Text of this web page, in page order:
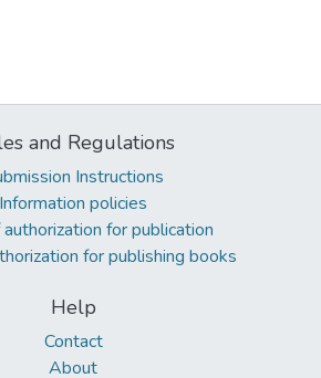
and Regulations
Instructions
Information policies
for publication
for publishing books
Help
Contact
About